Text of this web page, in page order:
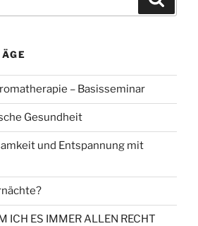
– Basisseminar
Gesundheit
und Entspannung mit
ICH ES IMMER ALLEN RECHT